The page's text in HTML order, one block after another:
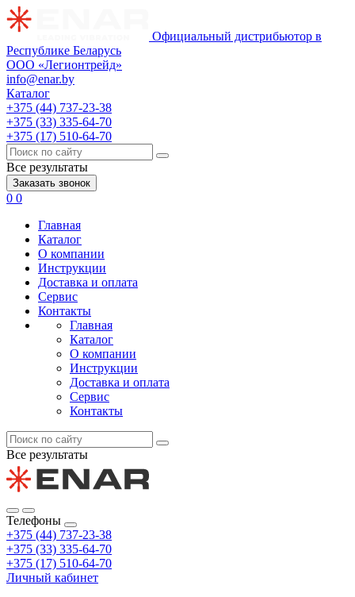
Официальный дистрибьютор в
Республике Беларусь
ООО «Легионтрейд»
info@enar.by
Каталог
+375 (44) 737-23-38
+375 (33) 335-64-70
+375 (17) 510-64-70
Все результаты
Заказать звонок
0 0
Главная
Каталог
О компании
Инструкции
Доставка и оплата
Сервис
Контакты
Главная
Каталог
О компании
Инструкции
Доставка и оплата
Сервис
Контакты
Все результаты
Телефоны
+375 (44) 737-23-38
+375 (33) 335-64-70
+375 (17) 510-64-70
Личный кабинет